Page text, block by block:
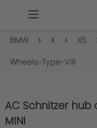
BMW X X5
Wheels-Type-VIII
AC Schnitzer hub
MINI